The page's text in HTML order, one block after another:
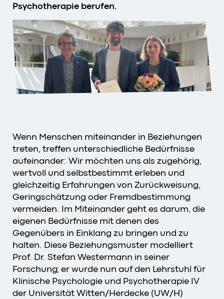
Psychotherapie berufen.
Wenn Menschen miteinander in Beziehungen
treten, treffen unterschiedliche Bedürfnisse
aufeinander: Wir möchten uns als zugehörig,
wertvoll und selbstbestimmt erleben und
gleichzeitig Erfahrungen von Zurückweisung,
Geringschätzung oder Fremdbestimmung
vermeiden. Im Miteinander geht es darum, die
eigenen Bedürfnisse mit denen des
Gegenübers in Einklang zu bringen und zu
halten. Diese Beziehungsmuster modelliert
Prof. Dr. Stefan Westermann in seiner
Forschung; er wurde nun auf den Lehrstuhl für
Klinische Psychologie und Psychotherapie IV
der Universität Witten/Herdecke (UW/H)